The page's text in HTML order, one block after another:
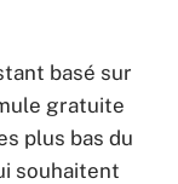
basé sur
gratuite
plus bas du
souhaitent